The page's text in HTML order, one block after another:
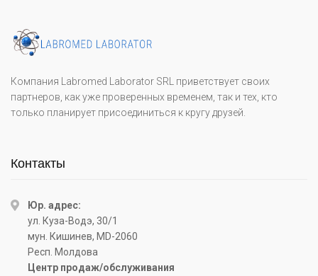
Компания Labromed Laborator SRL приветствует своих
партнеров, как уже проверенных временем, так и тех, кто
только планирует присоединиться к кругу друзей.
Контакты
Юр. адрес:
ул. Куза-Водэ, 30/1
мун. Кишинев, MD-2060
Респ. Молдова
Центр продаж/обслуживания